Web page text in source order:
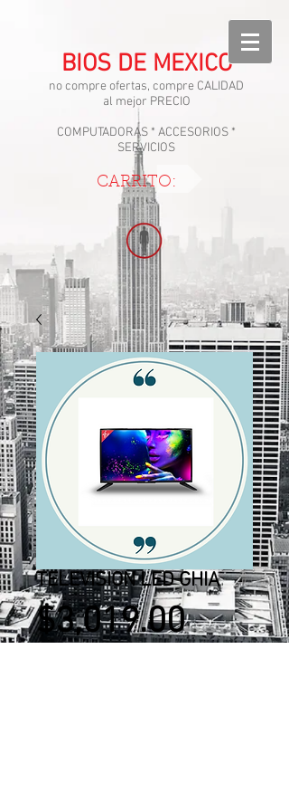
BIOS DE MEXICO
no compre ofertas, compre CALIDAD
al mejor PRECIO
COMPUTADORAS * ACCESORIOS *
SERVICIOS
CARRITO:
TELEVISION LED GHIA
$3,019.00Precio